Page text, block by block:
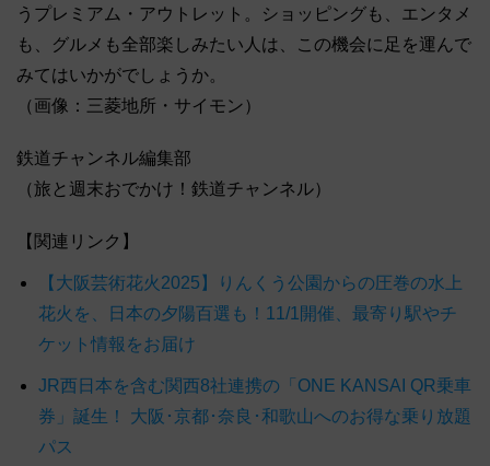
うプレミアム・アウトレット。ショッピングも、エンタメ
も、グルメも全部楽しみたい人は、この機会に足を運んで
みてはいかがでしょうか。
（画像：三菱地所・サイモン）
鉄道チャンネル編集部
（旅と週末おでかけ！鉄道チャンネル）
【関連リンク】
【大阪芸術花火2025】りんくう公園からの圧巻の水上
花火を、日本の夕陽百選も！11/1開催、最寄り駅やチ
ケット情報をお届け
JR西日本を含む関西8社連携の「ONE KANSAI QR乗車
券」誕生！ 大阪･京都･奈良･和歌山へのお得な乗り放題
パス